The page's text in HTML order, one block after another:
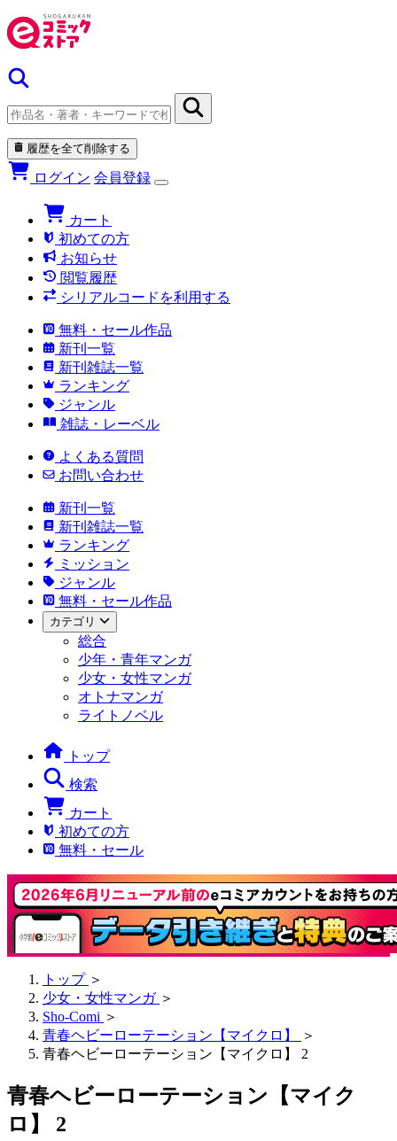
履歴を全て削除する
ログイン 会員登録
カート
初めての方
お知らせ
閲覧履歴
シリアルコードを利用する
無料・セール作品
新刊一覧
新刊雑誌一覧
ランキング
ジャンル
雑誌・レーベル
よくある質問
お問い合わせ
新刊一覧
新刊雑誌一覧
ランキング
ミッション
ジャンル
無料・セール作品
カテゴリ
総合
少年・青年マンガ
少女・女性マンガ
オトナマンガ
ライトノベル
トップ
検索
カート
初めての方
無料・セール
トップ ＞
少女・女性マンガ ＞
Sho-Comi ＞
青春ヘビーローテーション【マイクロ】
＞
青春ヘビーローテーション【マイクロ】 2
青春ヘビーローテーション【マイク
ロ】 2